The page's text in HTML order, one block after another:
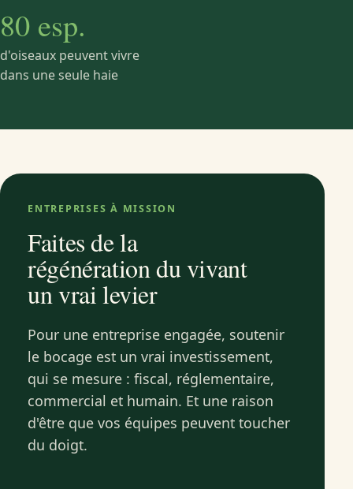
80 esp.
d'oiseaux peuvent vivre
dans une seule haie
ENTREPRISES À MISSION
Faites de la
régénération du vivant
un vrai levier
Pour une entreprise engagée, soutenir
le bocage est un vrai investissement,
qui se mesure : fiscal, réglementaire,
commercial et humain. Et une raison
d'être que vos équipes peuvent toucher
du doigt.